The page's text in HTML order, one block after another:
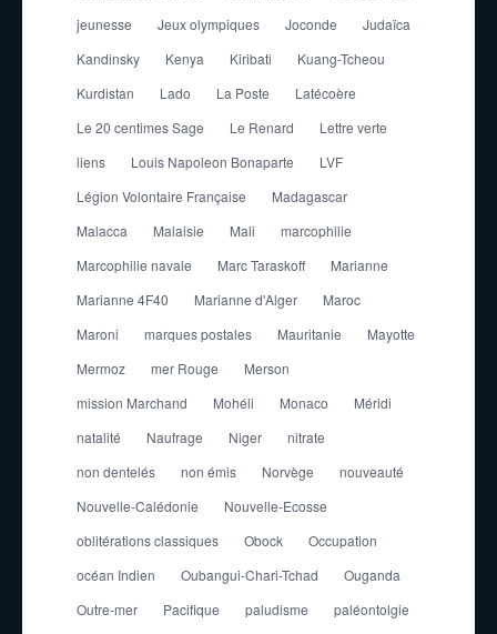
jeunesse
Jeux olympiques Joconde
Judaïca
Kandinsky
Kenya Kiribati
Kuang-Tcheou
Kurdistan
Lado La Poste
Latécoère
Le 20 centimes Sage
Le Renard
Lettre verte
liens
Louis Napoleon Bonaparte
LVF
Légion Volontaire Française
Madagascar
Malacca
Malaisie Mali
marcophilie
Marcophilie navale
Marc Taraskoff
Marianne
Marianne 4F40
Marianne d'Alger
Maroc
Maroni
marques postales Mauritanie
Mayotte
Mermoz
mer Rouge
Merson
mission Marchand
Mohéli Monaco
Méridi
natalité
Naufrage Niger
nitrate
non dentelés
non émis Norvège
nouveauté
Nouvelle-Calédonie
Nouvelle-Ecosse
oblitérations classiques
Obock
Occupation
océan Indien
Oubangui-Chari-Tchad
Ouganda
Outre-mer
Pacifique paludisme
paléontolgie